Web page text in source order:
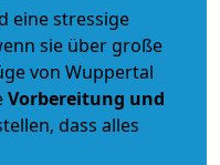
eine stressige
sie über große
von Wuppertal
Vorbereitung und
dass alles